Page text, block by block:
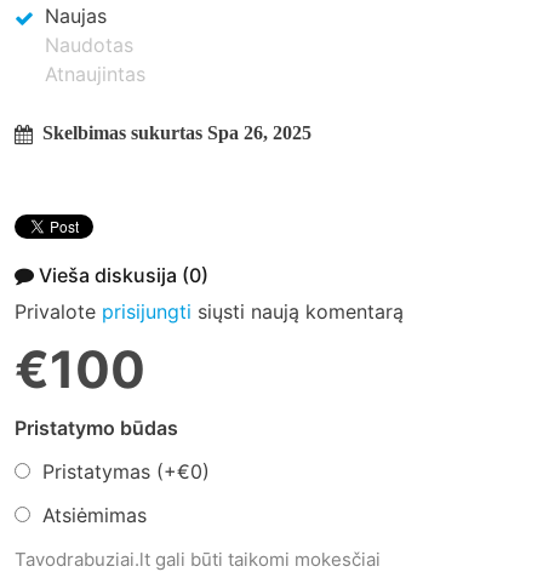
Naujas
Naudotas
Atnaujintas
Skelbimas sukurtas Spa 26, 2025
Vieša diskusija (0)
Privalote prisijungti siųsti naują komentarą
€100
Pristatymo būdas
Pristatymas (+€0)
Atsiėmimas
Tavodrabuziai.lt gali būti taikomi mokesčiai